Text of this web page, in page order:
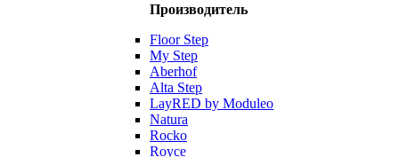
Производитель
Floor Step
My Step
Aberhof
Alta Step
LayRED by Moduleo
Natura
Rocko
Royce